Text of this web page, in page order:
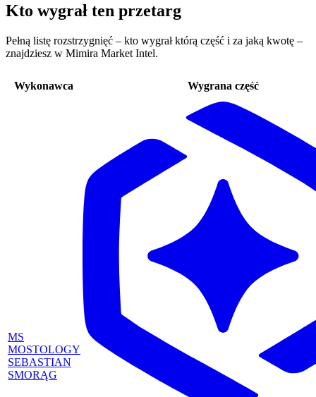
Kto wygrał ten przetarg
Pełną listę rozstrzygnięć – kto wygrał którą część i za jaką kwotę –
znajdziesz w Mimira Market Intel.
Wykonawca Wygrana część
MS
MOSTOLOGY
SEBASTIAN
SMORĄG